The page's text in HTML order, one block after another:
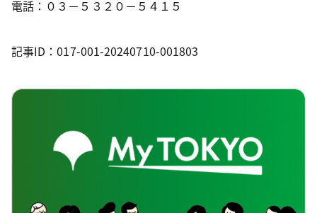
電話：０３－５３２０－５４１５
記事ID：017-001-20240710-001803